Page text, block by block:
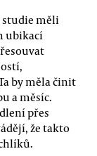
studie měli
ubikací
by měla činit
a měsíc.
přes
že takto